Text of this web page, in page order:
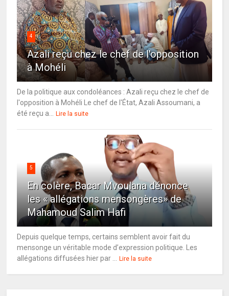
4
Azali reçu chez le chef de l'opposition
à Mohéli
De la politique aux condoléances : Azali reçu chez le chef de
l'opposition à Mohéli Le chef de l'État, Azali Assoumani, a
été reçu a...
Lire la suite
5
En colère, Bacar Mvoulana dénonce
les « allégations mensongères» de
Mahamoud Salim Hafi
Depuis quelque temps, certains semblent avoir fait du
mensonge un véritable mode d’expression politique. Les
allégations diffusées hier par ...
Lire la suite